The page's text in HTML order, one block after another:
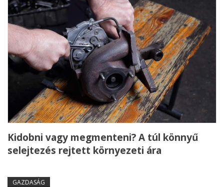
Kidobni vagy megmenteni? A túl könnyű
selejtezés rejtett környezeti ára
GAZDASÁG